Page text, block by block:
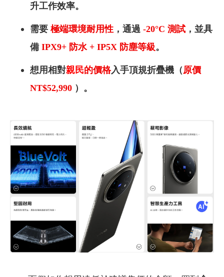
升工作效率。
需要 極端環境耐用性 ，通過 -20°C 測試 ，並具
備IPX9+ 防水 + IP5X 防塵等級 。
想用相對親民的價格入手頂規折疊機（ 原價
NT$52,990 ）。